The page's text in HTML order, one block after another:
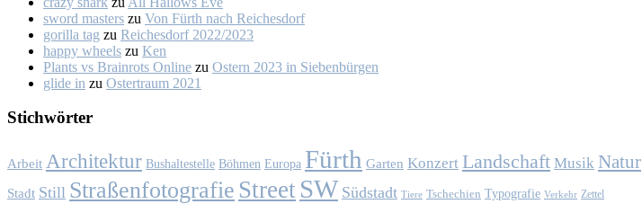
sword masters zu Von Fürth nach Rei­ches­dorf
gorilla tag zu Rei­ches­dorf 2022/2023
happy wheels zu Ken
Plants vs Brainrots Online zu Os­tern 2023 in Sie­ben­bür­gen
glide in zu Os­ter­traum 2021
Stich­wör­ter
Arbeit Architektur Bushaltestelle Böhmen Europa Fürth Garten Konzert Landschaft Musik Natur
Stadt Still Straßenfotografie Street SW Südstadt Tiere Tschechien Typografie Verkehr Zettel